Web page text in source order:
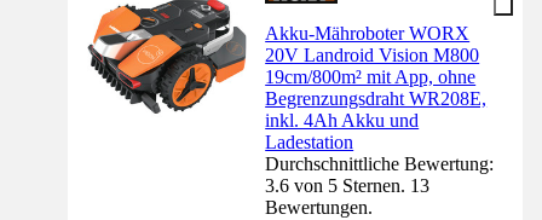
Akku-Mähroboter WORX
20V Landroid Vision M800
19cm/800m² mit App, ohne
Begrenzungsdraht WR208E,
inkl. 4Ah Akku und
Ladestation
Durchschnittliche Bewertung:
3.6 von 5 Sternen. 13
Bewertungen.